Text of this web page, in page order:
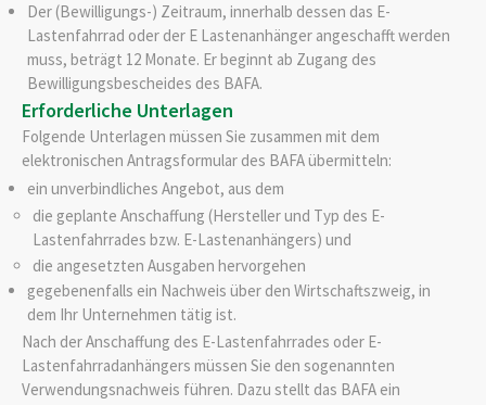
Der (Bewilligungs-) Zeitraum, innerhalb dessen das E-
Lastenfahrrad oder der E Lastenanhänger angeschafft werden
muss, beträgt 12 Monate. Er beginnt ab Zugang des
Bewilligungsbescheides des BAFA.
Erforderliche Unterlagen
Folgende Unterlagen müssen Sie zusammen mit dem
elektronischen Antragsformular des BAFA übermitteln:
ein unverbindliches Angebot, aus dem
die geplante Anschaffung (Hersteller und Typ des E-
Lastenfahrrades bzw. E-Lastenanhängers) und
die angesetzten Ausgaben hervorgehen
gegebenenfalls ein Nachweis über den Wirtschaftszweig, in
dem Ihr Unternehmen tätig ist.
Nach der Anschaffung des E-Lastenfahrrades oder E-
Lastenfahrradanhängers müssen Sie den sogenannten
Verwendungsnachweis führen. Dazu stellt das BAFA ein